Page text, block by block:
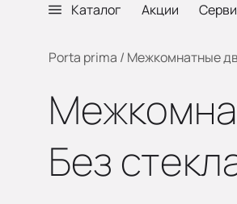
Каталог Акции
Porta prima / Межкомнатные
Без